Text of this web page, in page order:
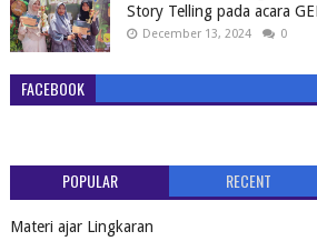
Story Telling pada acara
December 13, 2024 0
FACEBOOK
POPULAR RECENT
Materi ajar Lingkaran